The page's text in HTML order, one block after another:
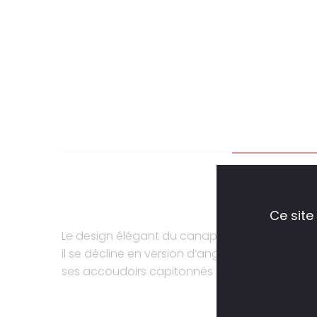
Le design élégant du canapé Dany, de
il se décline en version d’angle. Il peut
ses accoudoirs capitonnés lui donnent un
Ce